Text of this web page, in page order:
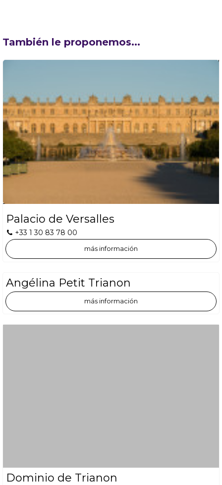
También le proponemos...
Palacio de Versalles
+33 1 30 83 78 00
más información
Angélina Petit Trianon
más información
Dominio de Trianon